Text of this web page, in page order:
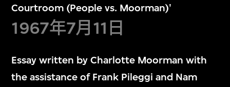
Courtroom (People vs. Moorman)'
1967年7月11日
Essay written by Charlotte Moorman with
the assistance of Frank Pileggi and Nam